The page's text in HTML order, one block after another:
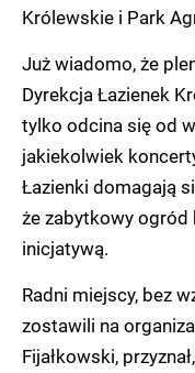
Królewskie i Park
Już wiadomo, że
Dyrekcja Łazienek
tylko odcina się od
jakiekolwiek
Łazienki domagają
że zabytkowy ogród
inicjatywą.
Radni miejscy, bez
zostawili na
Fijałkowski,